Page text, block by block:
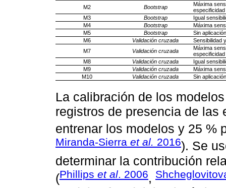
M2
Bootstrap
Máxima
especificidad
M3
Bootstrap
Igual
M4
Bootstrap
Máxima
M5
Bootstrap
Sin
M6
Validación cruzada
Sensibilidad
M7
Validación cruzada
Máxima
especificidad
M8
Validación cruzada
Igual
M9
Validación cruzada
Máxima
M10
Validación cruzada Sin
La calibración de los
registros de presencia de las
entrenar los modelos y 25 %
Miranda-Sierra et al. 2016). Se
determinar la contribución
(Phillips et al. 2006,